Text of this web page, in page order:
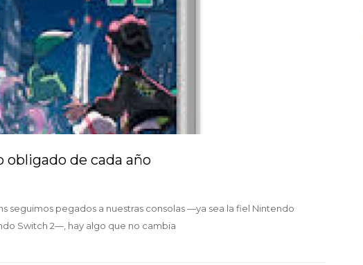
obligado de cada año
seguimos pegados a nuestras consolas —ya sea la fiel Nintendo
Switch 2—, hay algo que no cambia